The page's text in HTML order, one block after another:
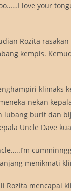
love your
Rozita
kempis.
klimaks
nekan
lubang burit dan
Uncle Dave
menikmati
Rozita mencapai